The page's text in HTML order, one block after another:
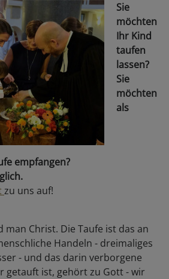
Sie
möchten
Ihr Kind
taufen
lassen?
Sie
möchten
als
empfangen?
zu uns auf!
man Christ. Die Taufe ist das an
Handeln - dreimaliges
- und das darin verborgene
getauft ist, gehört zu Gott - wir